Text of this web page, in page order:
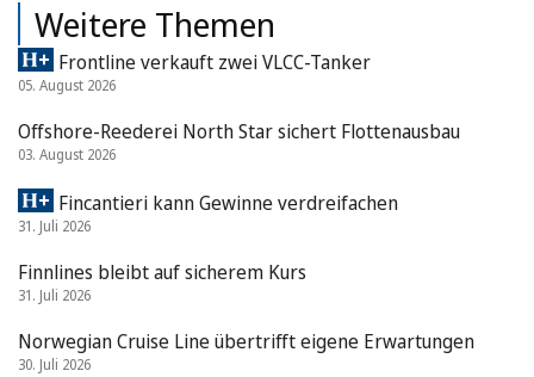
Weitere Themen
Frontline verkauft zwei VLCC-Tanker
05. August 2026
Offshore-Reederei North Star sichert Flottenausbau
03. August 2026
Fincantieri kann Gewinne verdreifachen
31. Juli 2026
Finnlines bleibt auf sicherem Kurs
31. Juli 2026
Norwegian Cruise Line übertrifft eigene Erwartungen
30. Juli 2026